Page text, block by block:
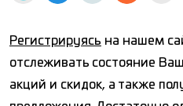
Регистрируясь на нашем
отслеживать состояние
акций и скидок, а также